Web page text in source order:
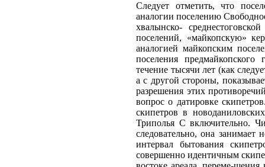
Следует отметить, что
аналогии поселению
хвалынско-
поселений, «майкопскую»
аналогией майкопским
поселения предмайкопского
течение тысячи лет (как
а с другой стороны,
разрешения этих
вопрос о датировке
скипетров в
Триполья С включительно.
следовательно, она
интервал бытования
совершенно идентичным